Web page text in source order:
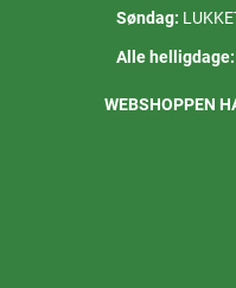
Søndag:
Alle helligdage:
WEBSHOPPEN